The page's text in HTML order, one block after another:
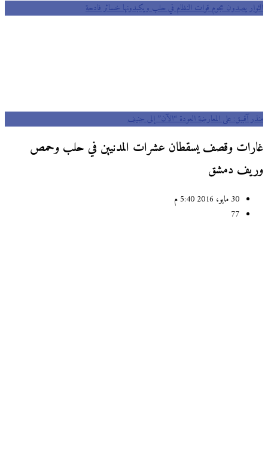
يصدون هجوم قوات النظام في حلب ويكبدونها خسائر فادحة
آقبيق: على المعارضة العودة “الآن” إلى جنيف
وقصف يسقطان عشرات المدنيين في حلب وحمص
دمشق
30 مايو، 2016 5:40 م
77